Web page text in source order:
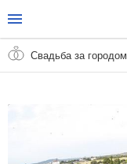
Свадьба за городом